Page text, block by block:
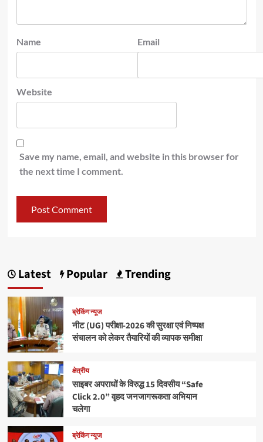
Name Email
Website
Save my name, email, and website in this browser for
the next time I comment.
Latest Popular Trending
ब्रेकिंग न्यूज
नीट (UG) परीक्षा-2026 की सुरक्षा एवं निष्पक्ष
संचालन को लेकर तैयारियों की व्यापक समीक्षा
क्षेत्रीय
साइबर अपराधों के विरुद्ध 15 दिवसीय “Safe
Click 2.0” वृहद जनजागरूकता अभियान
चलेगा
ब्रेकिंग न्यूज